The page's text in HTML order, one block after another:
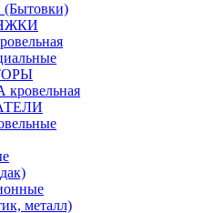
металл)